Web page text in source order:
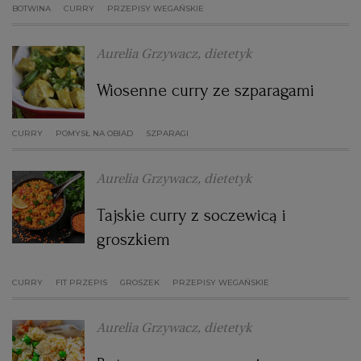
BOTWINA CURRY PRZEPISY WEGAŃSKIE
Aurelia Grzywacz, dietetyk
Wiosenne curry ze szparagami
CURRY POMYSŁ NA OBIAD SZPARAGI
Aurelia Grzywacz, dietetyk
Tajskie curry z soczewicą i
groszkiem
CURRY FIT PRZEPIS GROSZEK PRZEPISY WEGAŃSKIE
Aurelia Grzywacz, dietetyk